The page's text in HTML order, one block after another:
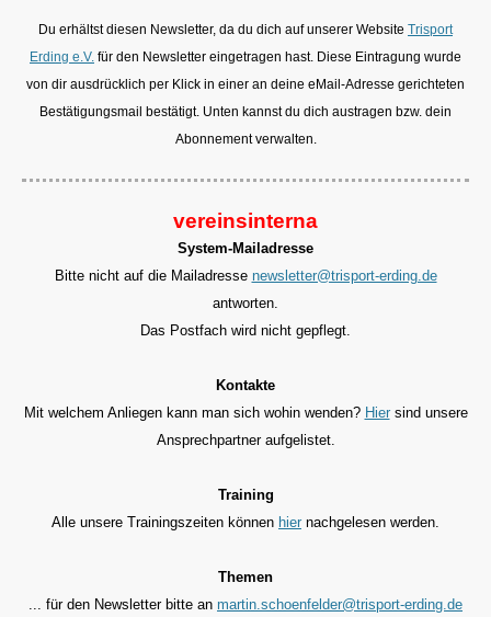
Du erhältst diesen Newsletter, da du dich auf unserer Website Trisport
Erding e.V. für den Newsletter eingetragen hast. Diese Eintragung wurde
von dir ausdrücklich per Klick in einer an deine eMail-Adresse gerichteten
Bestätigungsmail bestätigt. Unten kannst du dich austragen bzw. dein
Abonnement verwalten.
vereinsinterna
System-Mailadresse
Bitte nicht auf die Mailadresse newsletter@trisport-erding.de
antworten.
Das Postfach wird nicht gepflegt.
Kontakte
Mit welchem Anliegen kann man sich wohin wenden? Hiersind unsere
Ansprechpartner aufgelistet.
Training
Alle unsere Trainingszeiten können hier nachgelesen werden.
Themen
... für den Newsletter bitte an martin.schoenfelder@trisport-erding.de